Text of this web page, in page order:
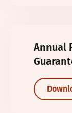
Annual